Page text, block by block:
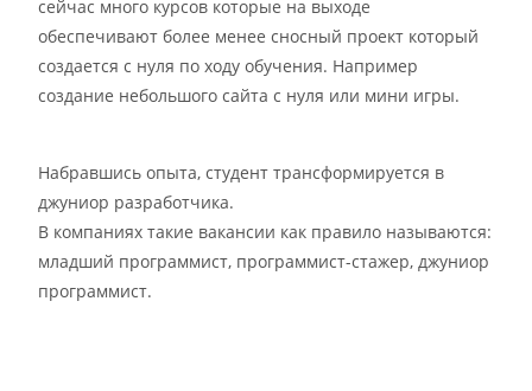
сейчас много курсов которые на выходе
обеспечивают более менее сносный проект который
создается с нуля по ходу обучения. Например
создание небольшого сайта с нуля или мини игры.
Набравшись опыта, студент трансформируется в
джуниор разработчика.
В компаниях такие вакансии как правило называются:
младший программист, программист-стажер, джуниор
программист.